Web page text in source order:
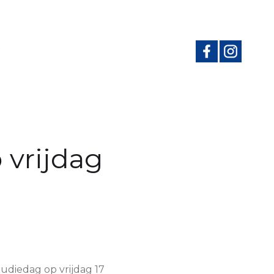
vrijdag
op vrijdag 17